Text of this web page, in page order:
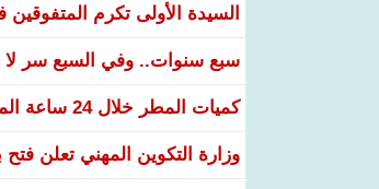
السيدة الأولى تكرم المتفوقين في
سبع سنوات.. وفي السبع سر لا
كميات المطر خلال 24 ساعة الماضية على مناطق عدة من البلاد
وزارة التكوين المهني تعلن